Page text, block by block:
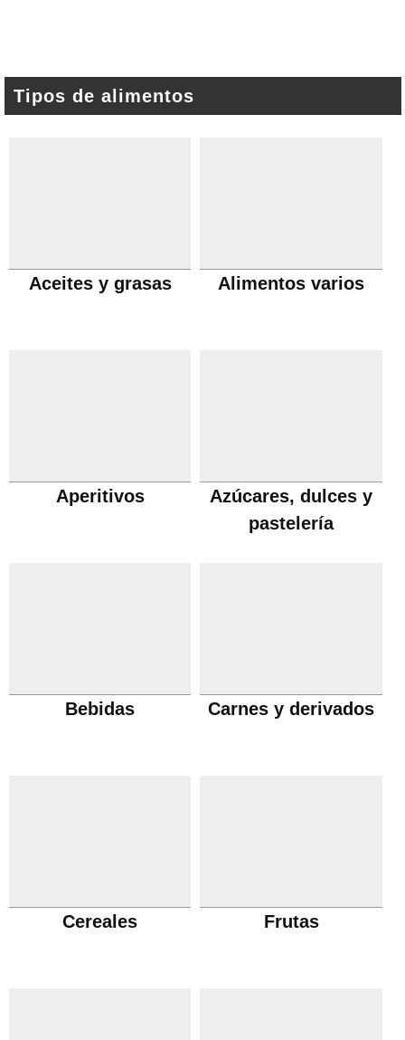
Tipos de alimentos
Aceites y grasas Alimentos varios
Aperitivos
Azúcares, dulces y
pastelería
Bebidas Carnes y derivados
Cereales Frutas